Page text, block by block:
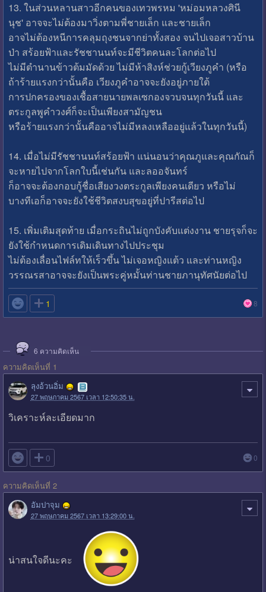
13. ในส่วนหลานสาวอีกคนของเทวพรหม 'หม่อมหลวงศินี
นุช' อาจจะไม่ต้องมาวิ่งตามพี่ชายเล็ก และชายเล็ก
อาจไม่ต้องหนีการคลุมถุงชนจากย่าทั้งสอง จนไปเจอสาวบ้าน
ป่า สร้อยฟ้าและรัชชานนท์จะมีชีวิตคนละโลกต่อไป
ไม่มีตำนานข้าวต้มมัดด้วย ไม่มีห้าสิงห์ช่วยกู้เวียงภูคำ (หรือ
ถ้าร้ายแรงกว่านั้นคือ เวียงภูคำอาจจะยังอยู่ภายใต้
การปกครองของเชื้อสายนายพลเซกองจวบจนทุกวันนี้ และ
ตระกูลพูคำวงศ์ก็จะเป็นเพียงสามัญชน
หรือร้ายแรงกว่านั้นคืออาจไม่มีหลงเหลืออยู่แล้วในทุกวันนี้)
14. เมื่อไม่มีรัชชานนท์สร้อยฟ้า แน่นอนว่าคุณภูและคุณกัณก็
จะหายไปจากโลกใบนี้เช่นกัน และลออจันทร์
ก็อาจจะต้องกอบกู้ชื่อเสียงวงตระกูลเพียงคนเดียว หรือไม่
บางทีเอก็อาจจะยังใช้ชีวิตสงบสุขอยู่ที่ปารีสต่อไป
15. เพิ่มเติมสุดท้าย เมื่อกระถินไม่ถูกบังคับแต่งงาน ชายรุจก็จะ
ยังใช้กำหนดการเดิมเดินทางไปประชุม
ไม่ต้องเลื่อนไฟล์ทให้เร็วขึ้น ไม่เจอหญิงแต้ว และท่านหญิง
วรรณรสาอาจจะยังเป็นพระคู่หมั้นท่านชายภานุทัศนัยต่อไป
 1 8
6 ความคิดเห็น
ความคิดเห็นที่ 1
ลุงอ้วนอิ่ม
27 พฤษภาคม 2567 เวลา 12:50:35 น.
วิเคราะห์ละเอียดมาก
 0 0
ความคิดเห็นที่ 2
อัมปาจุม
27 พฤษภาคม 2567 เวลา 13:29:00 น.
น่าสนใจดีนะคะ